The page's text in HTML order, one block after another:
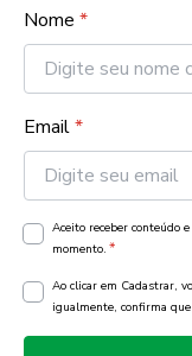
Nome *
Email*
Aceito receber conteúdo
momento. *
Ao clicar em Cadastrar,
igualmente, confirma